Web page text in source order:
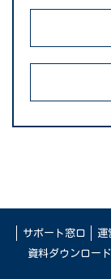
サポート窓口 運
資料ダウンロード